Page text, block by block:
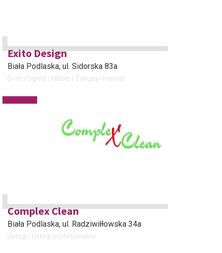
Exito Design
Biała Podlaska, ul. Sidorska 83a
Dom i Ogród Meble Zakupy i Handel
Complex Clean
Biała Podlaska, ul. Radziwiłłowska 34a
Usługi Usługi profesjonalne